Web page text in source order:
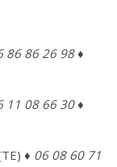
86 86 26 98 ♦
11 08 66 30 ♦
♦ 06 08 60 71